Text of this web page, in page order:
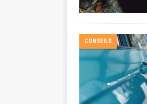
CONSEILS